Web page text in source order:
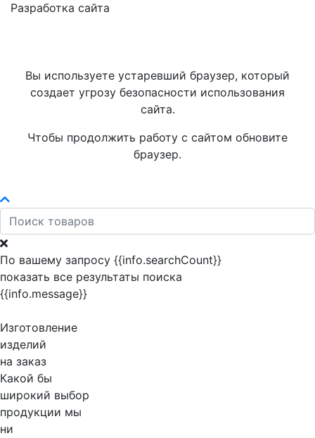
Разработка сайта
Вы используете устаревший браузер, который
создает угрозу безопасности использования
сайта.
Чтобы продолжить работу с сайтом обновите
браузер.
По вашему запросу {{info.searchCount}}
показать все результаты поиска
{{info.message}}
Изготовление
изделий
на заказ
Какой бы
широкий выбор
продукции мы
ни